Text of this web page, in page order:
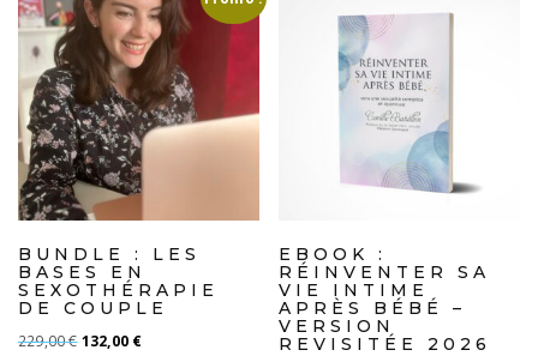
BUNDLE : LES
BASES EN
SEXOTHÉRAPIE
DE COUPLE
229,00€Le prix initial était : 229,00 €.
132,00 €Le prix actuel est : 132,00 €.
EBOOK :
RÉINVENTER SA
VIE INTIME
APRÈS BÉBÉ –
VERSION
REVISITÉE 2026